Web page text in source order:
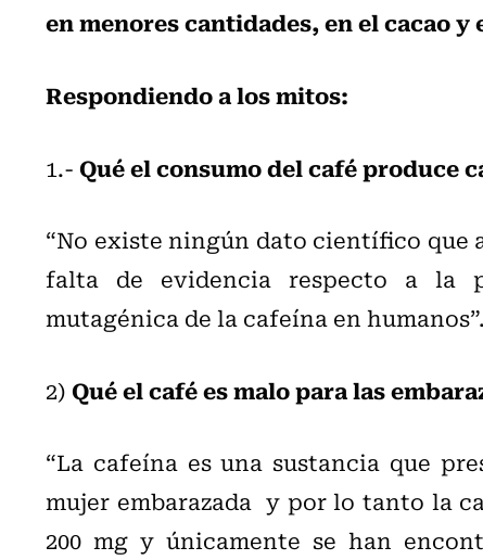
en menores cantidades, en el cacao
Respondiendo a los mitos:
1.-Qué el consumo del café produce
“No existe ningún dato científico que
falta de evidencia respecto a la
mutagénica de la cafeína en humanos”.
2)Qué el café es malo para las
“La cafeína es una sustancia que
mujer embarazada y por lo tanto la
200 mg y únicamente se han